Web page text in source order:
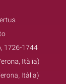
1726-1744
Itàlia)
Itàlia)